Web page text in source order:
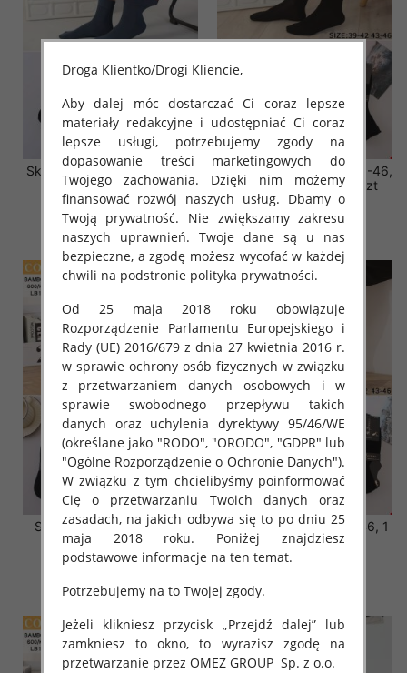
Skarpety męskie Roz 39-46,
Mix kolor Paczka 40 szt
3.20 zł
szczegóły
Skarpety męskie Roz 39-46,
Mix kolor Paczka 40 szt
3.20 zł
szczegóły
Stopki męskie Roz 39-46,
Mix kolor Paczka 40 szt
2.80 zł
szczegóły
Stopki męskie Roz 39-46, 1
kolor Paczka 40 szt
2.80 zł
Droga Klientko/Drogi Kliencie,
Aby dalej móc dostarczać Ci coraz lepsze
materiały redakcyjne i udostępniać Ci coraz
lepsze usługi, potrzebujemy zgody na
dopasowanie treści marketingowych do
Twojego zachowania. Dzięki nim możemy
finansować rozwój naszych usług. Dbamy o
Twoją prywatność. Nie zwiększamy zakresu
naszych uprawnień. Twoje dane są u nas
bezpieczne, a zgodę możesz wycofać w każdej
chwili na podstronie polityka prywatności.
Od 25 maja 2018 roku obowiązuje
Rozporządzenie Parlamentu Europejskiego i
Rady (UE) 2016/679 z dnia 27 kwietnia 2016 r.
w sprawie ochrony osób fizycznych w związku
z przetwarzaniem danych osobowych i w
sprawie swobodnego przepływu takich
danych oraz uchylenia dyrektywy 95/46/WE
(określane jako "RODO", "ORODO", "GDPR" lub
"Ogólne Rozporządzenie o Ochronie Danych").
W związku z tym chcielibyśmy poinformować
Cię o przetwarzaniu Twoich danych oraz
zasadach, na jakich odbywa się to po dniu 25
maja 2018 roku. Poniżej znajdziesz
podstawowe informacje na ten temat.
Potrzebujemy na to Twojej zgody.
Jeżeli klikniesz przycisk „Przejdź dalej” lub
zamkniesz to okno, to wyrazisz zgodę na
przetwarzanie przez OMEZ GROUP Sp. z o.o.